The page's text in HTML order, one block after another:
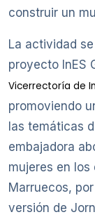
construir un
La actividad
proyecto InES
Vicerrectoría de
promoviendo
las temáticas
embajadora
mujeres en
Marruecos,
versión de